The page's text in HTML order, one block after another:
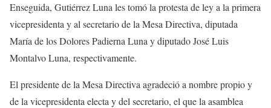
Enseguida, Gutiérrez Luna les tomó la protesta de ley a la primera
vicepresidenta y al secretario de la Mesa Directiva, diputada
María de los Dolores Padierna Luna y diputado José Luis
Montalvo Luna, respectivamente.
El presidente de la Mesa Directiva agradeció a nombre propio y
de la vicepresidenta electa y del secretario, el que la asamblea